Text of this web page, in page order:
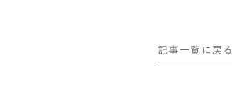
記事一覧に戻る